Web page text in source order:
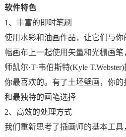
软件特色
1、丰富的即时笔刷
使用水彩和油画作品，让它们与
幅画布上一起使用矢量和光栅画笔
师凯尔·T·韦伯斯特(Kyle
你最喜欢的。有了土坯壁画，你
和最独特的画笔选择
2、高效的处理方式
我们重新思考了插画师的基本工具